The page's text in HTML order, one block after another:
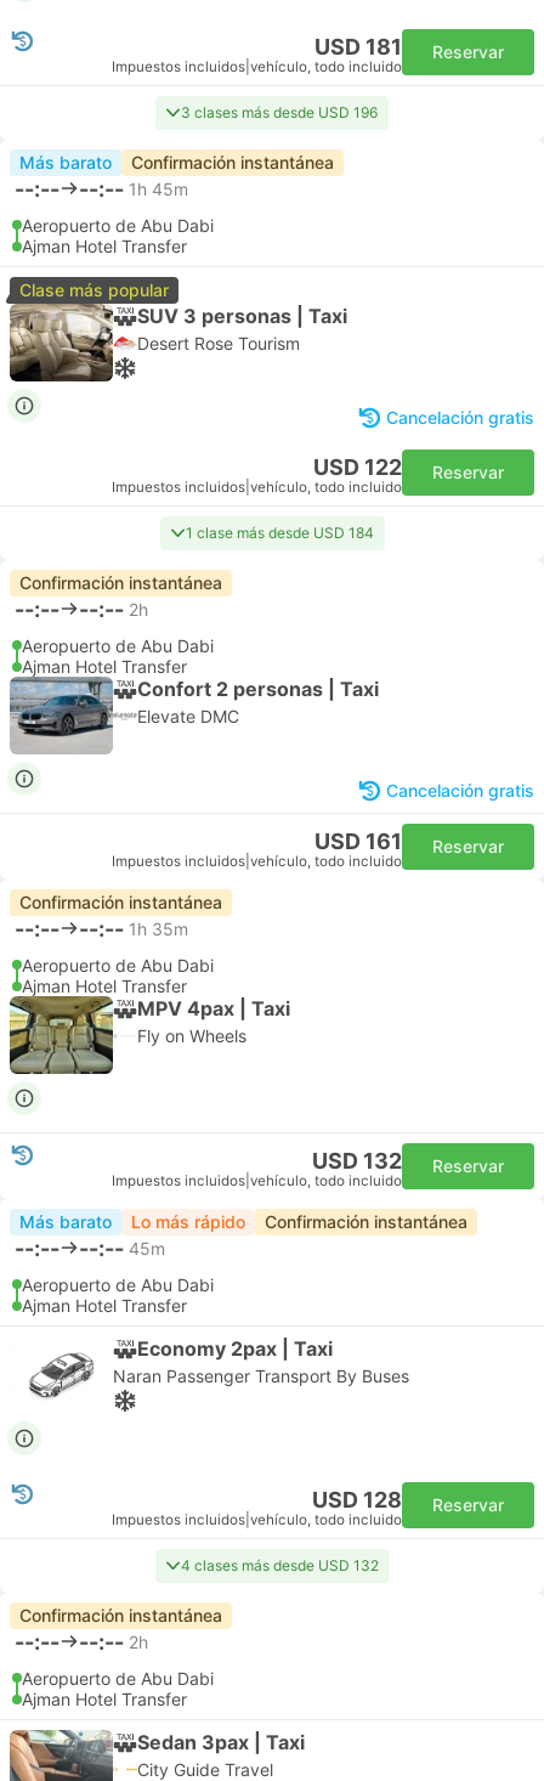
USD 181
Impuestos incluidos vehículo, todo incluido
Reservar
3 clases más desde USD 196
Más barato Confirmación instantánea
--:-- --:-- 1h 45m
Aeropuerto de Abu Dabi
Ajman Hotel Transfer
Clase más popular
SUV 3 personas | Taxi
Desert Rose Tourism
Cancelación gratis
USD 122
Impuestos incluidos vehículo, todo incluido
Reservar
1 clase más desde USD 184
Confirmación instantánea
--:-- --:-- 2h
Aeropuerto de Abu Dabi
Ajman Hotel Transfer
Confort 2 personas | Taxi
Elevate DMC
Cancelación gratis
USD 161
Impuestos incluidos vehículo, todo incluido
Reservar
Confirmación instantánea
--:-- --:-- 1h 35m
Aeropuerto de Abu Dabi
Ajman Hotel Transfer
MPV 4pax | Taxi
Fly on Wheels
USD 132
Impuestos incluidos vehículo, todo incluido
Reservar
Más barato Lo más rápido Confirmación instantánea
--:-- --:-- 45m
Aeropuerto de Abu Dabi
Ajman Hotel Transfer
Economy 2pax | Taxi
Naran Passenger Transport By Buses
USD 128
Impuestos incluidos vehículo, todo incluido
Reservar
4 clases más desde USD 132
Confirmación instantánea
--:-- --:-- 2h
Aeropuerto de Abu Dabi
Ajman Hotel Transfer
Sedan 3pax | Taxi
City Guide Travel